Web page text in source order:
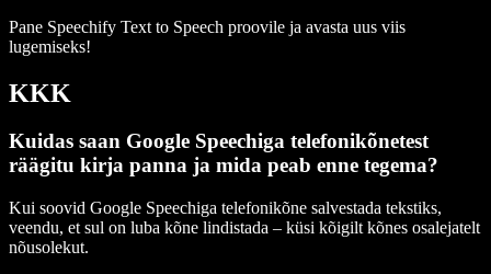
Pane Speechify Text to Speech proovile ja avasta uus viis
lugemiseks!
KKK
Kuidas saan Google Speechiga telefonikõnetest
räägitu kirja panna ja mida peab enne tegema?
Kui soovid Google Speechiga telefonikõne salvestada tekstiks,
veendu, et sul on luba kõne lindistada – küsi kõigilt kõnes osalejatelt
nõusolekut.